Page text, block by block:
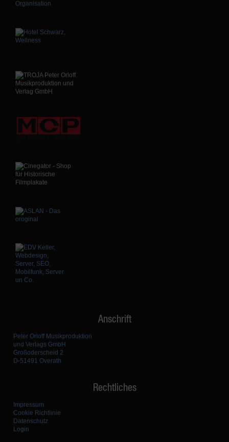
Anschrift
Peter Orloff Musikproduktion
und Verlags GmbH
Großoderscheid 2
D-51491 Overath
Rechtliches
Impressum
Cookie Richtlinie
Datenschutz
Login